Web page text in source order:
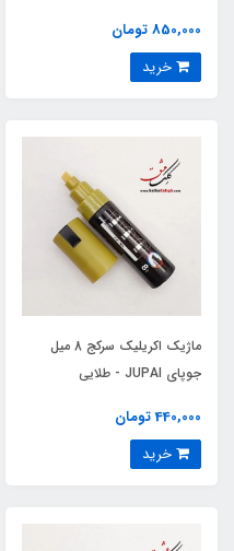
850,000 تومان
ماژیک اکریلیک سرکج 8 میل
جوپای JUPAI - طلایی
440,000 تومان